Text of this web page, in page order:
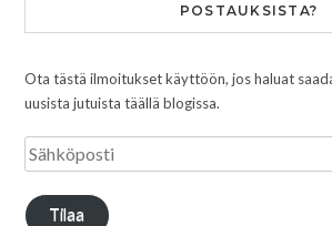
POSTAUKSISTA?
Ota tästä ilmoitukset käyttöön, jos haluat
uusista jutuista täällä blogissa.
Tilaa